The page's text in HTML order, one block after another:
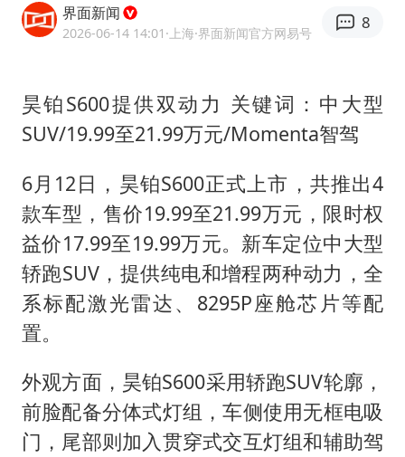
10余省份将出现强风雨 局地特大暴雨
新疆一婚礼线上邀请引热议
《龙餐馆》 冲奖
上门女婿出轨女邻居多年被判重婚罪
构建更高水平的全民健身公共服务体系
韩军前线部队连曝丑闻
奋力开创中国式现代化建设新局面
界面新闻
2026-06-14 14:01 ·上海·界面新闻官方网易号
8
昊铂S600提供双动力 关键词：中大型
SUV/19.99至21.99万元/Momenta智驾
6月12日，昊铂S600正式上市，共推出4
款车型，售价19.99至21.99万元，限时权
益价17.99至19.99万元。新车定位中大型
轿跑SUV，提供纯电和增程两种动力，全
系标配激光雷达、8295P座舱芯片等配
置。
外观方面，昊铂S600采用轿跑SUV轮廓，
前脸配备分体式灯组，车侧使用无框电吸
门，尾部则加入贯穿式交互灯组和辅助驾